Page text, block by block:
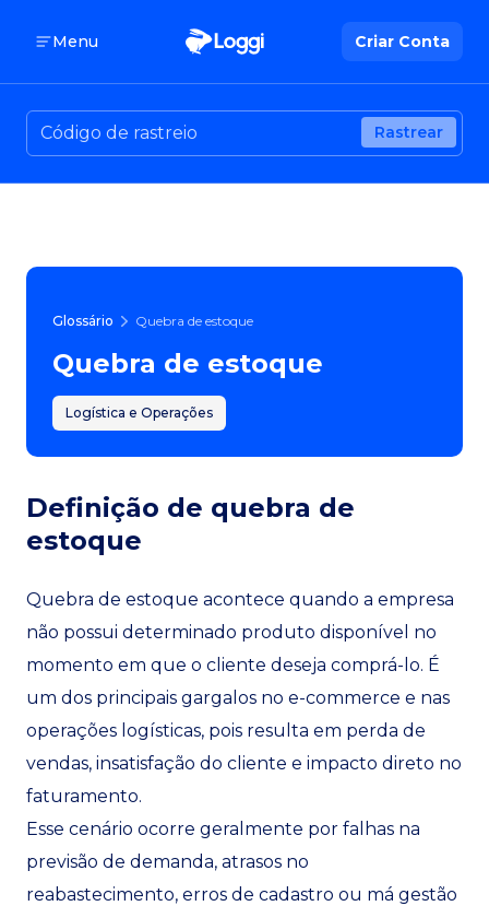
Menu Criar Conta
Rastrear
Glossário Quebra de estoque
Quebra de estoque
Logística e Operações
Definição de quebra de
estoque
Quebra de estoque acontece quando a empresa
não possui determinado produto disponível no
momento em que o cliente deseja comprá-lo. É
um dos principais gargalos no e-commerce e nas
operações logísticas, pois resulta em perda de
vendas, insatisfação do cliente e impacto direto no
faturamento.
Esse cenário ocorre geralmente por falhas na
previsão de demanda, atrasos no
reabastecimento, erros de cadastro ou má gestão